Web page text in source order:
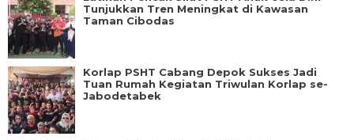
Tunjukkan Tren Meningkat di Kawasan
Taman Cibodas
Korlap PSHT Cabang Depok Sukses Jadi
Tuan Rumah Kegiatan Triwulan Korlap se-
Jabodetabek